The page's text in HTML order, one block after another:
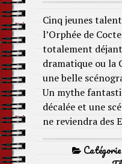
Cinq jeunes
l’Orphée de
totalement
dramatique ou la
une belle
Un mythe
décalée et une
ne reviendra des